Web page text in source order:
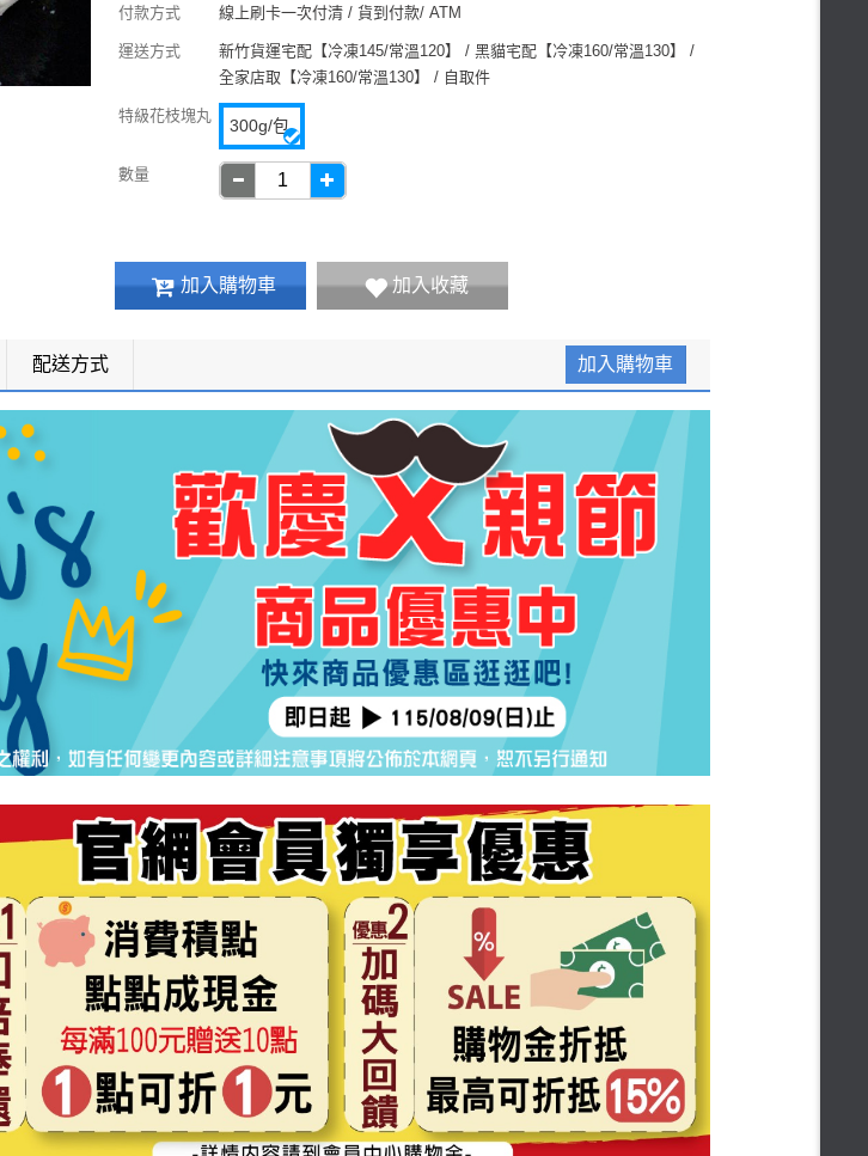
付款方式 線上刷卡一次付清 / 貨到付款/ ATM
運送方式
新竹貨運宅配【冷凍145/常溫120】 / 黑貓宅配【冷凍160/常溫130】 /
全家店取【冷凍160/常溫130】 / 自取件
特級花枝塊丸
300g/包
數量
加入購物車 加入收藏
配送方式 加入購物車